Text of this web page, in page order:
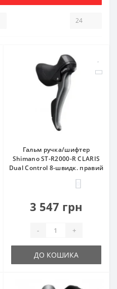
Гальм ручка/шифтер
Shimano ST-R2000-R CLARIS
Dual Control 8-швидк. правий
3 547 грн
- +
ДО КОШИКА